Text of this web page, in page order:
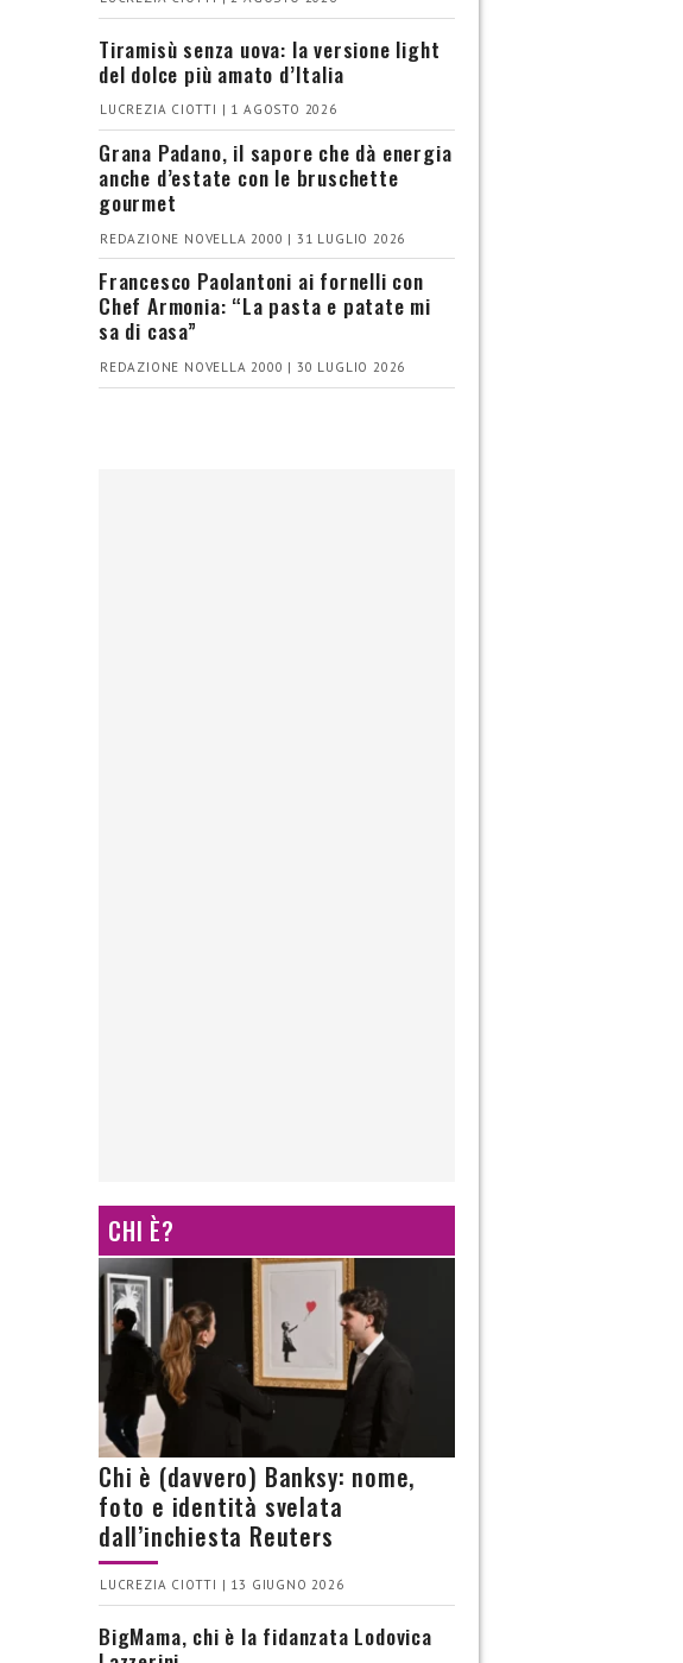
Tiramisù senza uova: la versione light
del dolce più amato d’Italia
LUCREZIA CIOTTI | 1 AGOSTO 2026
Grana Padano, il sapore che dà energia
anche d’estate con le bruschette
gourmet
REDAZIONE NOVELLA 2000 | 31 LUGLIO 2026
Francesco Paolantoni ai fornelli con
Chef Armonia: “La pasta e patate mi
sa di casa”
REDAZIONE NOVELLA 2000 | 30 LUGLIO 2026
CHI È?
Chi è (davvero) Banksy: nome,
foto e identità svelata
dall’inchiesta Reuters
LUCREZIA CIOTTI | 13 GIUGNO 2026
BigMama, chi è la fidanzata Lodovica